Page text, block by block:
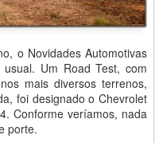
o Novidades Automotivas
Um Road Test, com
mais diversos terrenos,
foi designado o Chevrolet
Conforme veríamos, nada
porte.